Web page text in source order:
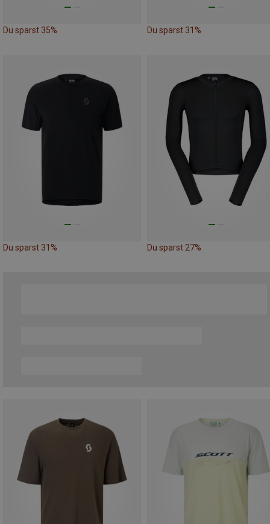
Du sparst 35% Du sparst 31%
Du sparst 31% Du sparst 27%